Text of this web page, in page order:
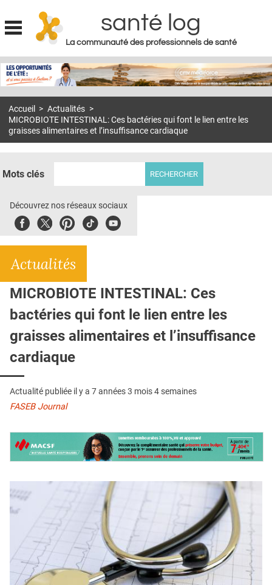
Jump to navigation
santé log
La communauté des professionnels de santé
MON COMPTE
S'ABONNER À LA REVUE SOIN À DOMICILE
E-REVUE SAD
THÉMA
CONTACT
Accueil > Actualités >
MICROBIOTE INTESTINAL: Ces bactéries qui font le lien entre les
graisses alimentaires et l’insuffisance cardiaque
Mots clés
Découvrez nos réseaux sociaux
FacebookTwitterPinterest
TiktokYoubute
Actualités
MICROBIOTE INTESTINAL: Ces
bactéries qui font le lien entre les
graisses alimentaires et l’insuffisance
cardiaque
Actualité publiée il y a 7 années 3 mois 4 semaines
FASEB Journal